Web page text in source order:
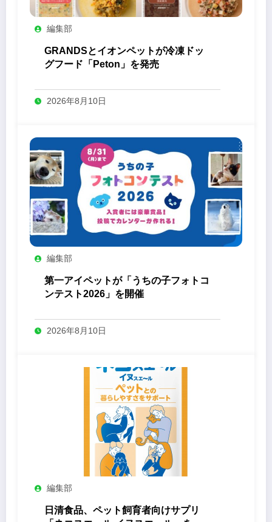
編集部
GRANDSとイオンペットが冷凍ドッ
グフード「Peton」を発売
2026年8月10日
編集部
第一アイペットが「うちの子フォトコ
ンテスト2026」を開催
2026年8月10日
編集部
日清食品、ペット飼育者向けサプリ